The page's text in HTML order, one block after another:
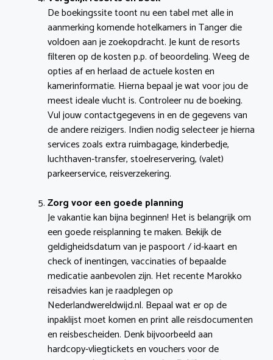
De boekingssite toont nu een tabel met alle in
aanmerking komende hotelkamers in Tanger die
voldoen aan je zoekopdracht. Je kunt de resorts
filteren op de kosten p.p. of beoordeling. Weeg de
opties af en herlaad de actuele kosten en
kamerinformatie. Hierna bepaal je wat voor jou de
meest ideale vlucht is. Controleer nu de boeking.
Vul jouw contactgegevens in en de gegevens van
de andere reizigers. Indien nodig selecteer je hierna
services zoals extra ruimbagage, kinderbedje,
luchthaven-transfer, stoelreservering, (valet)
parkeerservice, reisverzekering.
Zorg voor een goede planning
Je vakantie kan bijna beginnen! Het is belangrijk om
een goede reisplanning te maken. Bekijk de
geldigheidsdatum van je paspoort / id-kaart en
check of inentingen, vaccinaties of bepaalde
medicatie aanbevolen zijn. Het recente Marokko
reisadvies kan je raadplegen op
Nederlandwereldwijd.nl. Bepaal wat er op de
inpaklijst moet komen en print alle reisdocumenten
en reisbescheiden. Denk bijvoorbeeld aan
hardcopy-vliegtickets en vouchers voor de